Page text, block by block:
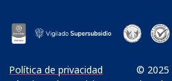
Política de privacidad
© 2025